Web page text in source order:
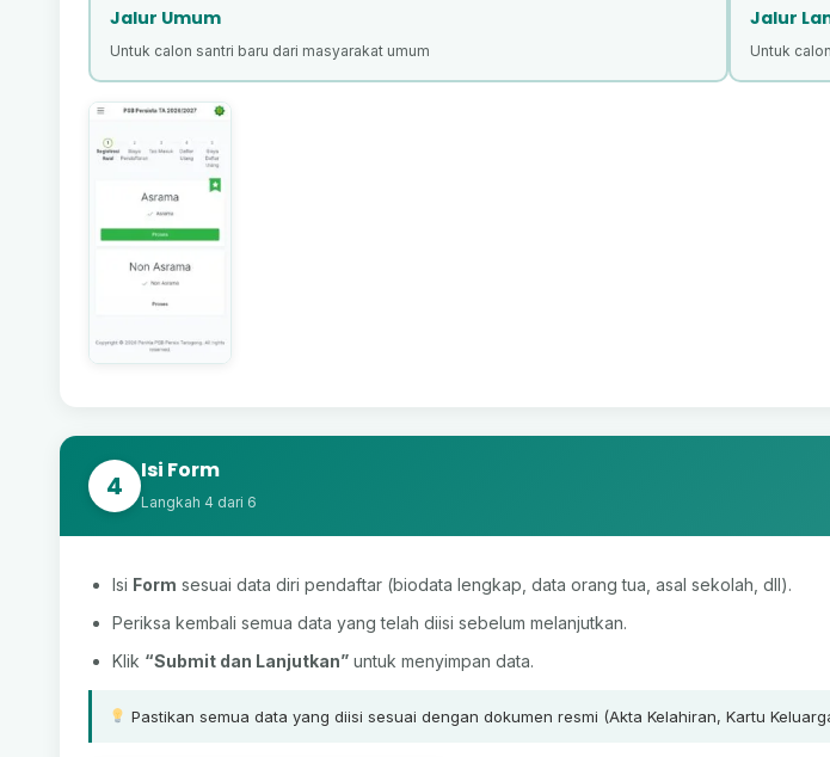
Jalur Umum
Untuk calon santri baru dari masyarakat umum
Jalur
Untuk
4 Isi Form
Langkah 4 dari 6
Isi Form sesuai data diri pendaftar (biodata lengkap, data orang tua, asal sekolah, dll).
Periksa kembali semua data yang telah diisi sebelum melanjutkan.
Klik “Submit dan Lanjutkan” untuk menyimpan data.
Pastikan semua data yang diisi sesuai dengan dokumen resmi (Akta Kelahiran, Kartu